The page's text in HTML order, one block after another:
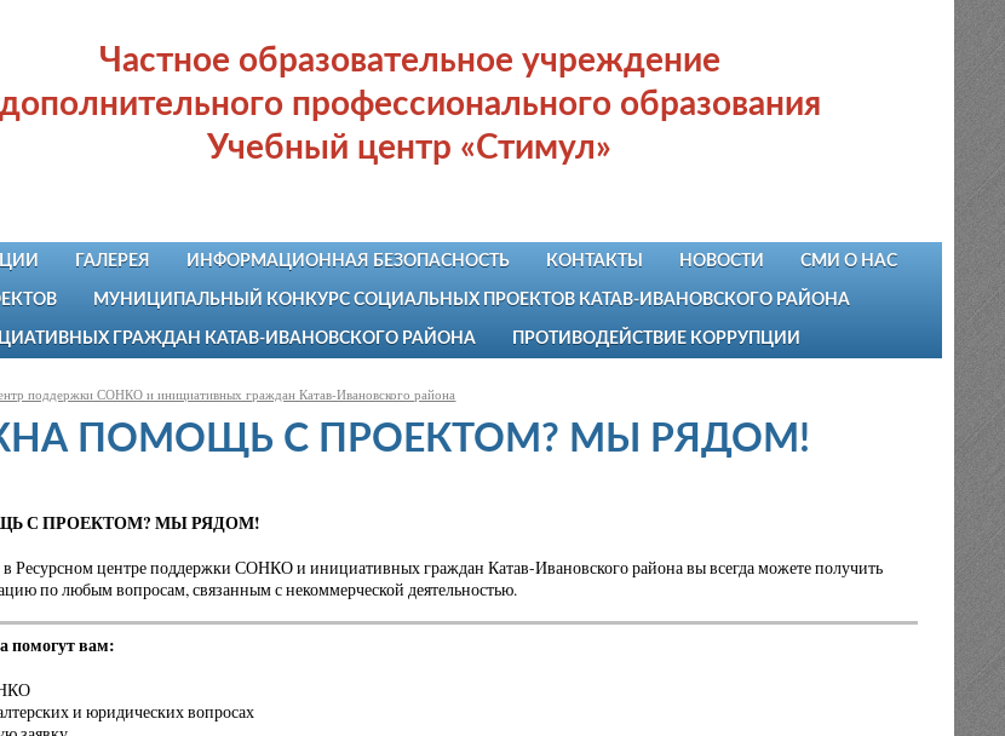
Частное образовательное учреждение
дополнительного профессионального образования
Учебный центр «Стимул»
ГАЛЕРЕЯ ИНФОРМАЦИОННАЯ БЕЗОПАСНОСТЬ КОНТАКТЫ НОВОСТИ СМИ О НАС
МУНИЦИПАЛЬНЫЙ КОНКУРС СОЦИАЛЬНЫХ ПРОЕКТОВ КАТАВ-ИВАНОВСКОГО РАЙОНА
ГРАЖДАН КАТАВ-ИВАНОВСКОГО РАЙОНА ПРОТИВОДЕЙСТВИЕ КОРРУПЦИИ
поддержки СОНКО и инициативных граждан Катав-Ивановского района
ПОМОЩЬ С ПРОЕКТОМ? МЫ РЯДОМ!
С ПРОЕКТОМ? МЫ РЯДОМ!
Ресурсном центре поддержки СОНКО и инициативных граждан Катав-Ивановского района вы всегда можете получить
по любым вопросам, связанным с некоммерческой деятельностью.
помогут вам:
НКО
и юридических вопросах